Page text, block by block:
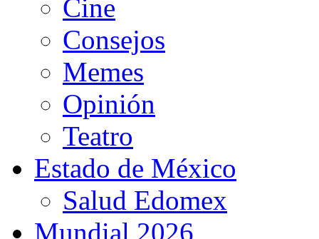
Cine
Consejos
Memes
Opinión
Teatro
Estado de México
Salud Edomex
Mundial 2026